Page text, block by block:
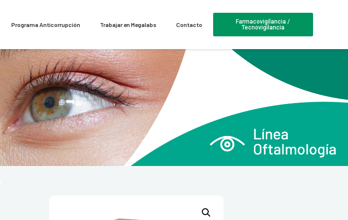
Programa Anticorrupción Trabajar en Megalabs Contacto
Farmacovigilancia /
Tecnovigilancia